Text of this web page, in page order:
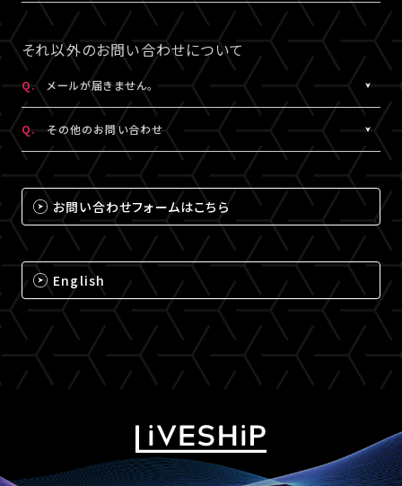
販売ページやグッズ商品詳細ページ、MY BOXなどでご確認くださ
詳細ページ、MY BOXなどでご確認ください。
※チケットの購入情報は、「マイページ」内「チケット購入情報」にて
ご確認ください。
境ではない可能性があります。
推奨環境は
こちら
よりご確認ください。
スマートフォン、タブレットをご利用の場合、LINEやメール等のアプ
リ内ブラウジングではなく、推奨環境にある指定のブラウザ
（iPhone・iPadの場合は「Safari」、Androidの場合は
「Chrome」）にて閲覧ください。
なお、MY BOXで配信されるコンテンツは、視聴プレイヤーに
ChromecastとAirPlayのアイコンは表示されません。予めご了承
ください。
A.
配信期間終了後のコンテンツは、再配信いたしません。予めご了承
ください。
それ以外のお問い合わせについて
Q. メールが届きません。
メールが届かない場合は、下記ドメインの受信設定をお願いいた
します。
※メールの再配信はできません。迷惑メールフォルダをご確認くだ
@liveship.tokyo
@id.amob.jp
Q. その他のお問い合わせ
A.
それ以外のお問い合わせについては、下記のいずれかの方法でお
問い合わせください。
【LIVESHIPお問い合わせ窓口】
https://liveship.tokyo/mob/form/inquAdd.php?site=LS
グッズ配送・お届け済み商品に関して
【A!SMART お問い合わせ窓口】
https://www.asmart.jp/support
お問い合わせフォームはこちら
English